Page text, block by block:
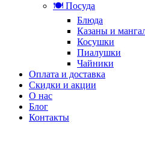
🍽️ Посуда
Блюда
Казаны и
Косушки
Пиалушки
Чайники
Оплата и доставка
Скидки и акции
О нас
Блог
Контакты